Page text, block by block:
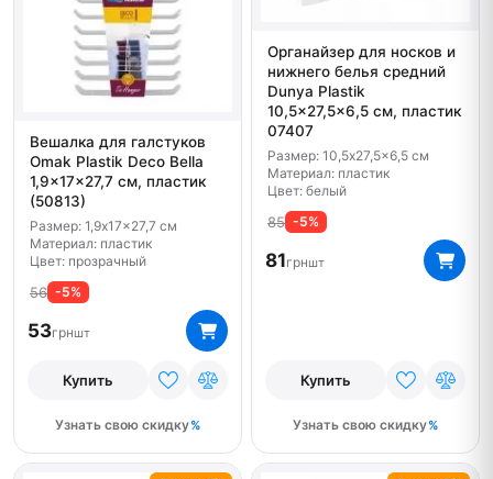
Вешалка для галстуков
Omak Plastik Deco Bella
1,9x17x27,7 см, пластик
(50813)
Размер: 1,9x17x27,7 см
Материал: пластик
Цвет: прозрачный
56 -5%
53грншт
Купить
Узнать свою скидку
Органайзер для носков и
нижнего белья средний
Dunya Plastik
10,5x27,5x6,5 см, пластик
07407
Размер: 10,5x27,5x6,5 см
Материал: пластик
Цвет: белый
85 -5%
81грншт
Купить
Узнать свою скидку